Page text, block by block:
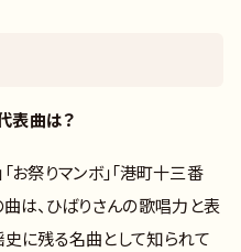
表曲は？
お祭りマンボ」「港町十三番
は、ひばりさんの歌唱力と表
に残る名曲として知られて